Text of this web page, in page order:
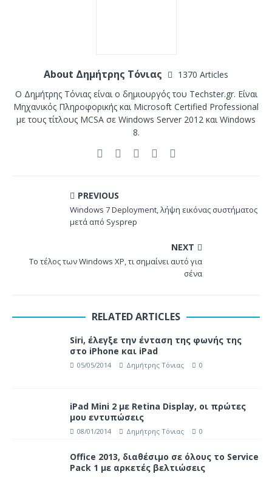
About Δημήτρης Τόνιας
1370 Articles
Ο Δημήτρης Τόνιας είναι ο δημιουργός του Techster.gr. Είναι
Μηχανικός Πληροφορικής και Microsoft Certified Professional
με τους τίτλους MCSA σε Windows Server 2012 και Windows
8.
PREVIOUS
Windows 7 Deployment, λήψη εικόνας συστήματος
μετά από Sysprep
NEXT
Το τέλος των Windows XP, τι σημαίνει αυτό για
σένα
RELATED ARTICLES
Siri, έλεγξε την ένταση της φωνής της
στο iPhone και iPad
05/05/2014 Δημήτρης Τόνιας 0
iPad Mini 2 με Retina Display, οι πρώτες
μου εντυπώσεις
08/01/2014 Δημήτρης Τόνιας 0
Office 2013, διαθέσιμο σε όλους το Service
Pack 1 με αρκετές βελτιώσεις